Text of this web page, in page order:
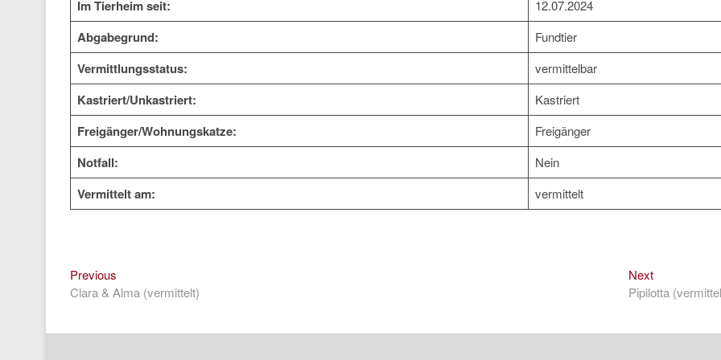
Im Tierheim seit: 12.07.2024
Abgabegrund: Fundtier
Vermittlungsstatus: vermittelbar
Kastriert/Unkastriert: Kastriert
Freigänger/Wohnungskatze: Freigänger
Notfall: Nein
Vermittelt am: vermittelt
Beitragsnavigation
Previous
post:
Clara & Alma (vermittelt)
NextNext
post:
Pipilotta